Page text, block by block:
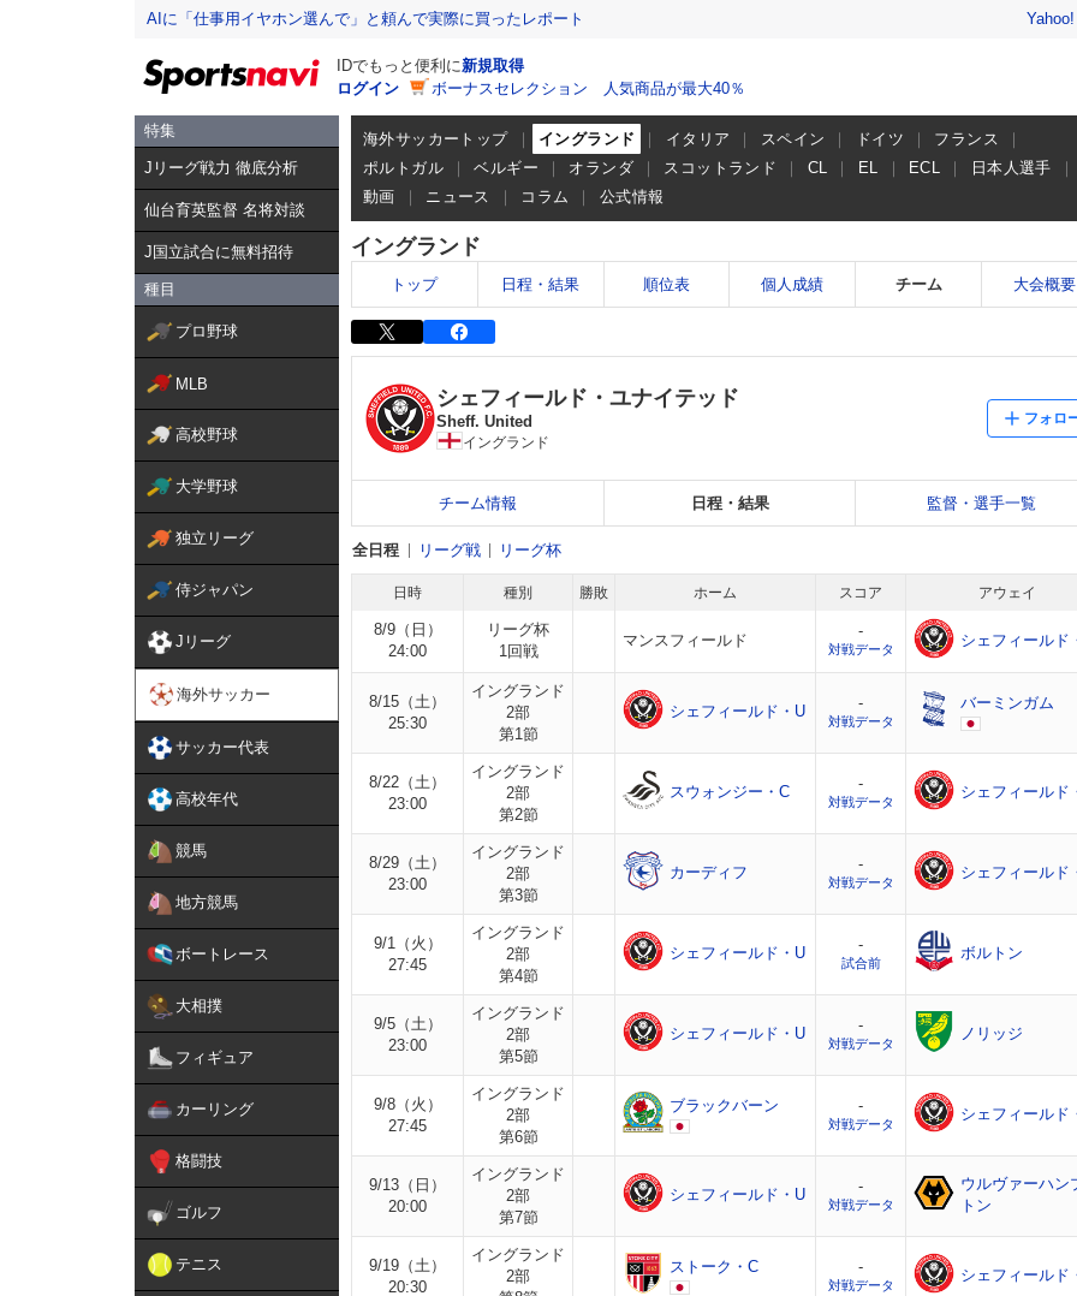
AIに「仕事用イヤホン選んで」と頼んで実際に買ったレポート
IDでもっと便利に新規取得
ログイン
ボーナスセレクション 人気商品が最大40％
特集
Jリーグ戦力 徹底分析
仙台育英監督 名将対談
J国立試合に無料招待
種目
プロ野球
MLB
高校野球
大学野球
独立リーグ
侍ジャパン
Jリーグ
海外サッカー
サッカー代表
高校年代
競馬
地方競馬
ボートレース
大相撲
フィギュア
カーリング
格闘技
ゴルフ
テニス
海外サッカートップ イングランド イタリア スペイン ドイツ
フランス
ポルトガル
ベルギー オランダ スコットランド CL EL ECL
日本人選手
動画
ニュース コラム 公式情報
イングランド
トップ 日程・結果 順位表 個人成績 チーム 大会概要
シェフィールド・ユナイテッド
Sheff. United
イングランド
フォロ
チーム情報 日程・結果 監督・選手一覧
全日程 リーグ戦 リーグ杯
日時 種別 勝敗 ホーム スコア アウェイ
8/9（日）
24:00
リーグ杯
1回戦
マンスフィールド
-
対戦データ シェフィールド
8/15（土）
25:30
イングランド
2部
第1節
シェフィールド・U -
対戦データ
バーミンガム
8/22（土）
23:00
イングランド
2部
第2節
スウォンジー・C -
対戦データ
シェフィールド
8/29（土）
23:00
イングランド
2部
第3節
カーディフ -
対戦データ
シェフィールド
9/1（火）
27:45
イングランド
2部
第4節
シェフィールド・U -
試合前
ボルトン
9/5（土）
23:00
イングランド
2部
第5節
シェフィールド・U -
対戦データ
ノリッジ
9/8（火）
27:45
イングランド
2部
第6節
ブラックバーン -
対戦データ
シェフィールド
9/13（日）
20:00
イングランド
2部
第7節
シェフィールド・U -
対戦データ
ウルヴァーハン
トン
9/19（土）
20:30
イングランド
2部
ストーク・C -
対戦データ
シェフィールド